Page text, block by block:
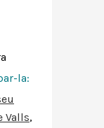
la:
Valls,